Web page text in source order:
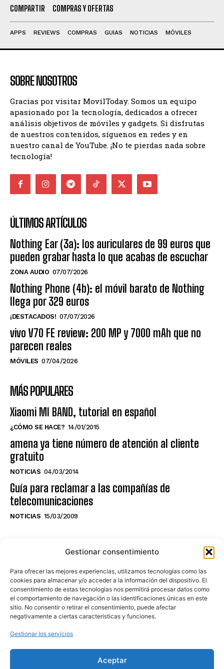
Gestionar consentimiento
Para ofrecer las mejores experiencias, utilizamos tecnologías como las
cookies para almacenar y/o acceder a la información del dispositivo. El
consentimiento de estas tecnologías nos permitirá procesar datos como
el comportamiento de navegación o las identificaciones únicas en este
sitio. No consentir o retirar el consentimiento, puede afectar
negativamente a ciertas características y funciones.
Gestionar los servicios
Aceptar
COMPARTIR
COMPRAS Y OFERTAS
APPS REVIEWS COMPRAS GUIAS NOTICIAS MÓVILES
SOBRE NOSOTROS
Gracias por visitar MovilToday. Somos un equipo
apasionado por la tecnología, dedicados a ofrecer
análisis objetivos de móviles y gadgets. Si disfrutas
de nuestros contenidos, síguenos en redes y en
nuestro canal de YouTube. ¡No te pierdas nada sobre
tecnología!
ÚLTIMOS ARTÍCULOS
Nothing Ear (3a): los auriculares de 99 euros que
pueden grabar hasta lo que acabas de escuchar
ZONA AUDIO 07/07/2026
Nothing Phone (4b): el móvil barato de Nothing
llega por 329 euros
¡DESTACADOS! 07/07/2026
vivo V70 FE review: 200 MP y 7000 mAh que no
parecen reales
MÓVILES 07/04/2026
MÁS POPULARES
Xiaomi MI BAND, tutorial en español
¿CÓMO SE HACE? 14/01/2015
amena ya tiene número de atención al cliente
gratuito
NOTICIAS 04/03/2014
Guía para reclamar a las compañías de
telecomunicaciones
NOTICIAS 15/03/2009
NO TE PIERDAS LO ÚLTIMO DEL CANAL
Haz clic en «Estoy de acuerdo» para
activar Youtube
POLÍTICA DE COOKIES